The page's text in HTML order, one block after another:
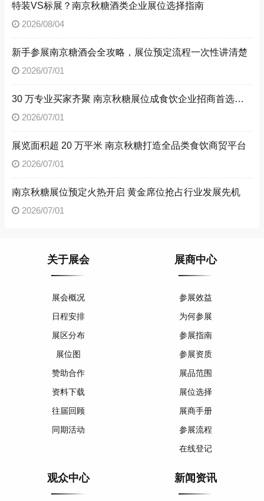
特装VS标展？南京秋糖酒类企业展位选择指南
2026/08/04
新手参展南京糖酒会全攻略，展位预定流程一次性讲清楚
2026/07/01
30 万专业买家齐聚 南京秋糖展位成食饮企业招商首选阵地
2026/07/01
展览面积超 20 万平米 南京秋糖打造全品类食饮商贸平台
2026/07/01
南京秋糖展位预定火热开启 黄金席位抢占行业发展先机
2026/07/01
关于展会
展会概况
日程安排
展区分布
展位图
赞助合作
资料下载
往届回顾
同期活动
展商中心
参展效益
为何参展
参展指南
参展资质
展品范围
展位选择
展商手册
参展流程
在线登记
观众中心 新闻资讯